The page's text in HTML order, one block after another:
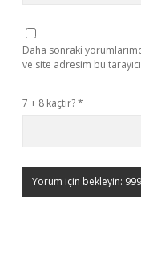
Daha sonraki
ve site adresim bu
7 + 8 kaçtır?*